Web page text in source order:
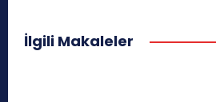
İlgili Makaleler